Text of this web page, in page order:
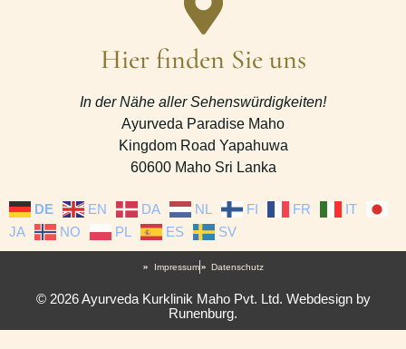
Hier finden Sie uns
In der Nähe aller Sehenswürdigkeiten!
Ayurveda Paradise Maho
Kingdom Road Yapahuwa
60600 Maho Sri Lanka
DE EN DA NL FI FR
IT
JA
NO PL ES SV
Impressum Datenschutz
© 2026 Ayurveda Kurklinik Maho Pvt. Ltd. Webdesign by
Runenburg.